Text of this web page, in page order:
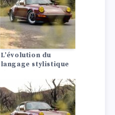
L’évolution du
langage stylistique
l’héritage classique
à la distinction
moderne